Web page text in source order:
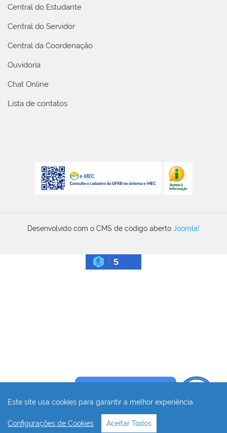
Este site usa cookies para garantir a melhor experiência.
Configurações de Cookies Aceitar Todos
Central do Estudante
Central do Servidor
Central da Coordenação
Ouvidoria
Chat Online
Lista de contatos
Desenvolvido com o CMS de código aberto Joomla!
5
⏮ ⏭